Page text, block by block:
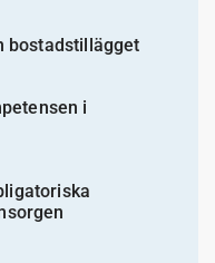
bostadstillägget
i